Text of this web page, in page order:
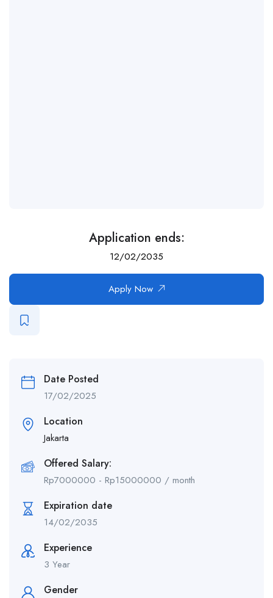
Application ends:
12/02/2035
Apply Now
Date Posted
17/02/2025
Location
Jakarta
Offered Salary:
Rp7000000 - Rp15000000 / month
Expiration date
14/02/2035
Experience
3 Year
Gender